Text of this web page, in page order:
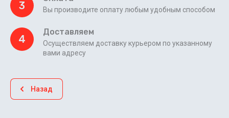
3 Вы производите оплату любым удобным способом
4
Доставляем
Осуществляем доставку курьером по указанному
вами адресу
Назад